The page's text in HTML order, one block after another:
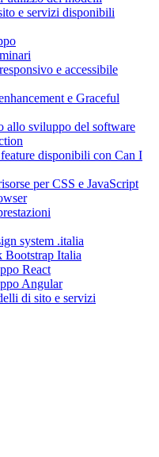
e servizi disponibili
e accessibile
e Graceful
allo sviluppo del software
disponibili con Can I
per CSS e JavaScript
system .italia
Bootstrap Italia
React
Angular
di sito e servizi